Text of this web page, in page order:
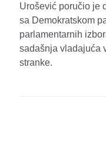
Urošević poručio je
sa Demokratskom
parlamentarnih
sadašnja vladajuća
stranke.